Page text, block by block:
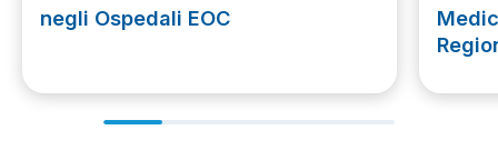
negli Ospedali EOC